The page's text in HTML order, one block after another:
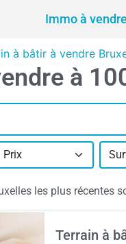
Immo à vendre
à bâtir à vendre
à
Prix
les plus récentes
Terrain à